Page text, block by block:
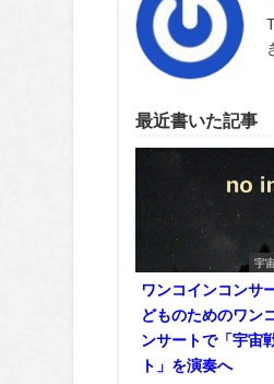
最近書いた記事
宇
ワンコインコンサ
どものためのワン
ンサートで「宇宙
ト」を演奏へ